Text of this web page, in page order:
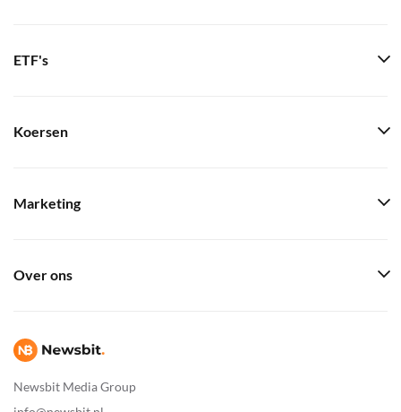
Newsbit Media Group
ETF's
Koersen
Marketing
Over ons